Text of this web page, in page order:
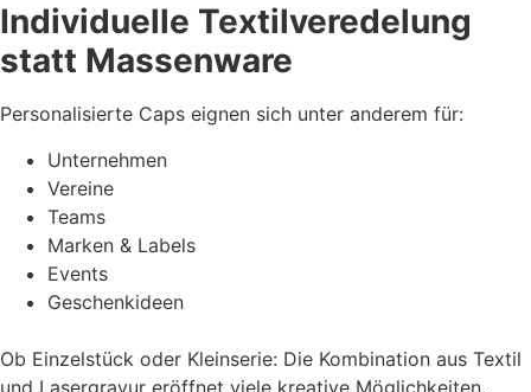
Individuelle Textilveredelung
statt Massenware
Personalisierte Caps eignen sich unter anderem für:
Unternehmen
Vereine
Teams
Marken & Labels
Events
Geschenkideen
Ob Einzelstück oder Kleinserie: Die Kombination aus Textil
und Lasergravur eröffnet viele kreative Möglichkeiten.